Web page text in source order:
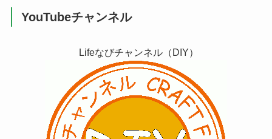
YouTubeチャンネル
Lifeなびチャンネル（DIY）